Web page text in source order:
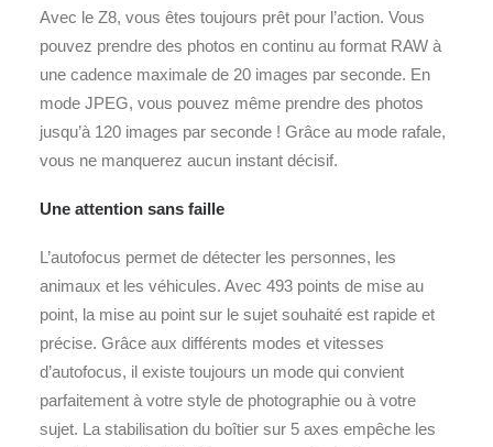
Avec le Z8, vous êtes toujours prêt pour l’action. Vous
pouvez prendre des photos en continu au format RAW à
une cadence maximale de 20 images par seconde. En
mode JPEG, vous pouvez même prendre des photos
jusqu’à 120 images par seconde ! Grâce au mode rafale,
vous ne manquerez aucun instant décisif.
Une attention sans faille
L’autofocus permet de détecter les personnes, les
animaux et les véhicules. Avec 493 points de mise au
point, la mise au point sur le sujet souhaité est rapide et
précise. Grâce aux différents modes et vitesses
d’autofocus, il existe toujours un mode qui convient
parfaitement à votre style de photographie ou à votre
sujet. La stabilisation du boîtier sur 5 axes empêche les